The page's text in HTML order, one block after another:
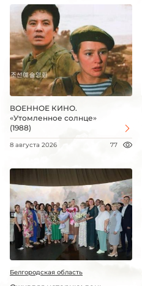
ВОЕННОЕ КИНО.
«Утомленное солнце»
(1988)
8 августа 2026 77
Белгородская область